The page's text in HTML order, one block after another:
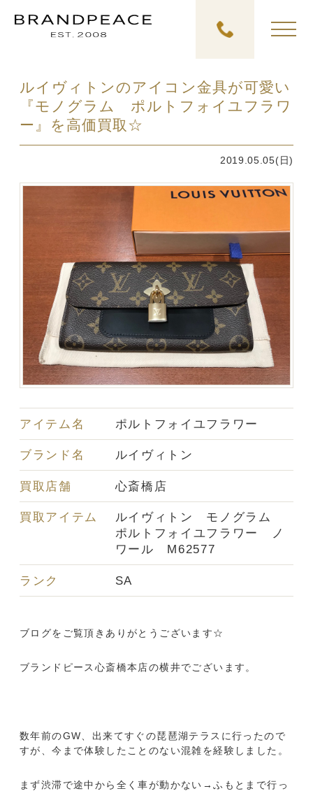
ルイヴィトンのアイコン金具が可愛い
『モノグラム ポルトフォイユフラワ
ー』を高価買取☆
2019.05.05(日)
アイテム名 ポルトフォイユフラワー
ブランド名 ルイヴィトン
買取店舗 心斎橋店
買取アイテム
ルイヴィトン モノグラム
ポルトフォイユフラワー ノ
ワール M62577
ランク SA
ブログをご覧頂きありがとうございます☆
ブランドピース心斎橋本店の横井でございます。
数年前のGW、出来てすぐの琵琶湖テラスに行ったので
すが、今まで体験したことのない混雑を経験しました。
まず渋滞で途中から全く車が動かない→ふもとまで行っ